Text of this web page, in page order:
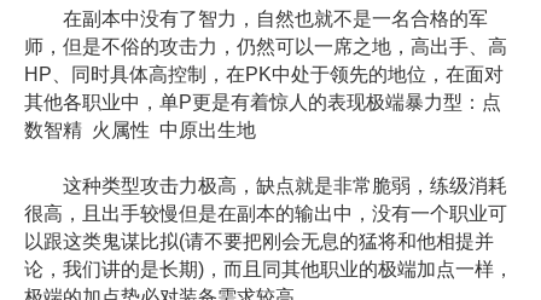
在副本中没有了智力，自然也就不是一名合格的军
师，但是不俗的攻击力，仍然可以一席之地，高出手、高
HP、同时具体高控制，在PK中处于领先的地位，在面对
其他各职业中，单P更是有着惊人的表现极端暴力型：点
数智精 火属性 中原出生地
这种类型攻击力极高，缺点就是非常脆弱，练级消耗
很高，且出手较慢但是在副本的输出中，没有一个职业可
以跟这类鬼谋比拟(请不要把刚会无息的猛将和他相提并
论，我们讲的是长期)，而且同其他职业的极端加点一样，